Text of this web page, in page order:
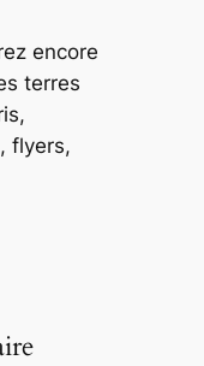
encore
terres
flyers,